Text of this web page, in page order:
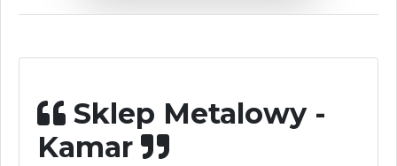
Sklep Metalowy -
Kamar